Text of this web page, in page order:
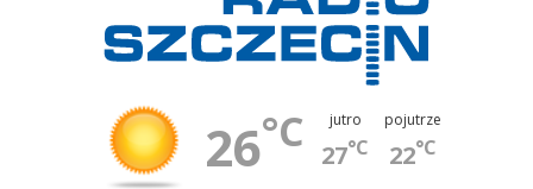
26°C jutro
27°C
pojutrze
22°C